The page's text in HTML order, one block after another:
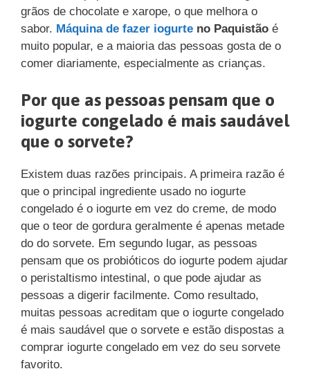
grãos de chocolate e xarope, o que melhora o
sabor. Máquina de fazer iogurte no Paquistão é
muito popular, e a maioria das pessoas gosta de o
comer diariamente, especialmente as crianças.
Por que as pessoas pensam que o
iogurte congelado é mais saudável
que o sorvete?
Existem duas razões principais. A primeira razão é
que o principal ingrediente usado no iogurte
congelado é o iogurte em vez do creme, de modo
que o teor de gordura geralmente é apenas metade
do do sorvete. Em segundo lugar, as pessoas
pensam que os probióticos do iogurte podem ajudar
o peristaltismo intestinal, o que pode ajudar as
pessoas a digerir facilmente. Como resultado,
muitas pessoas acreditam que o iogurte congelado
é mais saudável que o sorvete e estão dispostas a
comprar iogurte congelado em vez do seu sorvete
favorito.